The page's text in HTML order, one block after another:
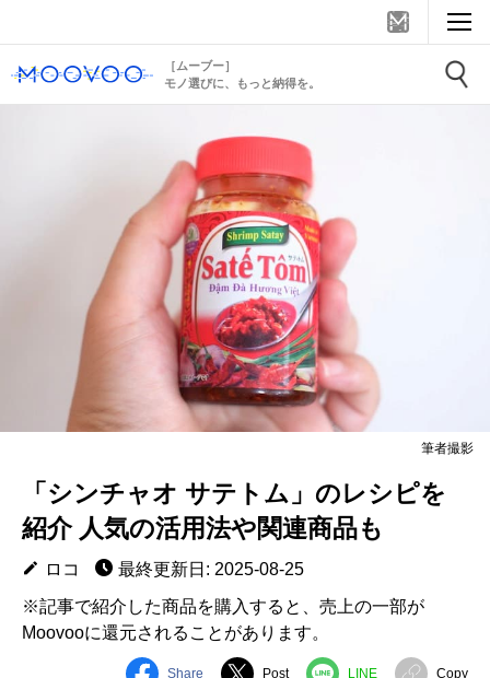
［ムーブー］
モノ選びに、もっと納得を。
筆者撮影
「シンチャオ サテトム」のレシピを
紹介 人気の活用法や関連商品も
ロコ
最終更新日: 2025-08-25
※記事で紹介した商品を購入すると、売上の一部が
Moovooに還元されることがあります。
Share Post LINE Copy